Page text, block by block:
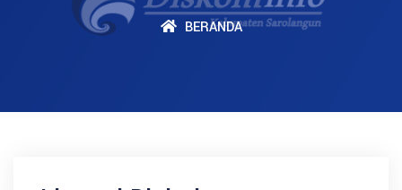
BERANDA